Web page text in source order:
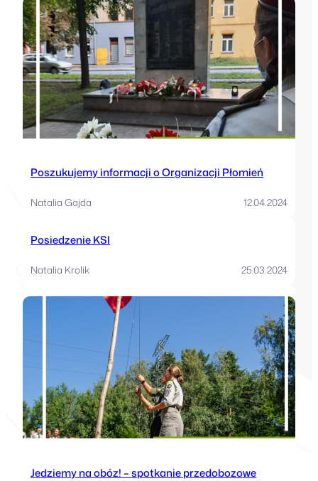
Poszukujemy informacji o Organizacji Płomień
Natalia Gajda 12.04.2024
Posiedzenie KSI
Natalia Krolik 25.03.2024
Jedziemy na obóz! – spotkanie przedobozowe